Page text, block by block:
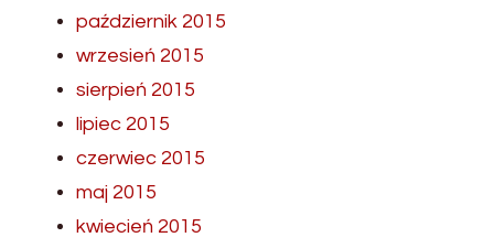
październik 2015
wrzesień 2015
sierpień 2015
lipiec 2015
czerwiec 2015
maj 2015
kwiecień 2015